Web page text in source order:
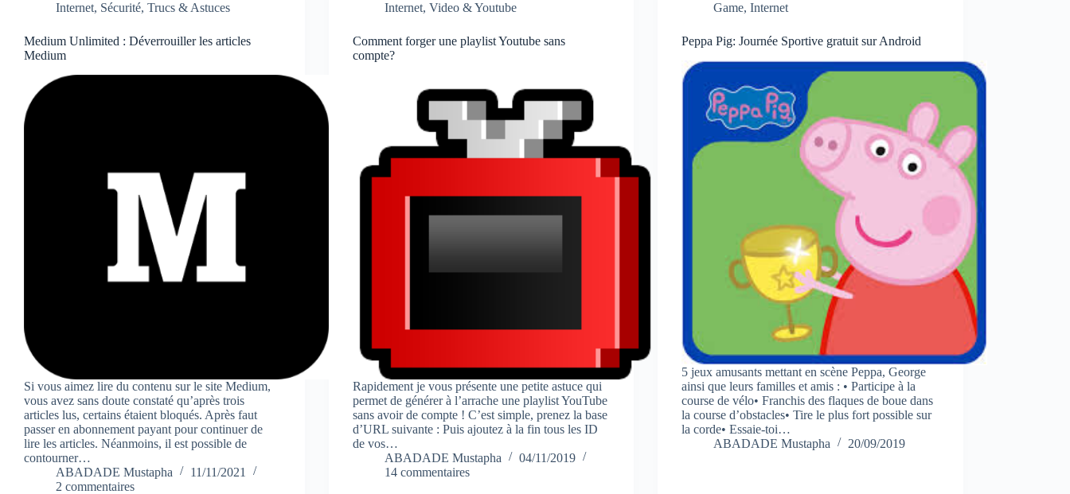
Internet, Sécurité, Trucs & Astuces
Medium Unlimited : Déverrouiller les articles
Medium
Si vous aimez lire du contenu sur le site Medium,
vous avez sans doute constaté qu’après trois
articles lus, certains étaient bloqués. Après faut
passer en abonnement payant pour continuer de
lire les articles. Néanmoins, il est possible de
contourner…
ABADADE Mustapha
11/11/2021
2 commentaires
Internet,Video & Youtube
Comment forger une playlist Youtube sans
compte?
Rapidement je vous présente une petite astuce qui
permet de générer à l’arrache une playlist YouTube
sans avoir de compte ! C’est simple, prenez la base
d’URL suivante : Puis ajoutez à la fin tous les ID
de vos…
ABADADE Mustapha
04/11/2019
14 commentaires
Game,Internet
Peppa Pig: Journée Sportive gratuit sur Android
5 jeux amusants mettant en scène Peppa, George
ainsi que leurs familles et amis : • Participe à la
course de vélo• Franchis des flaques de boue dans
la course d’obstacles• Tire le plus fort possible sur
la corde• Essaie-toi…
ABADADE Mustapha
20/09/2019